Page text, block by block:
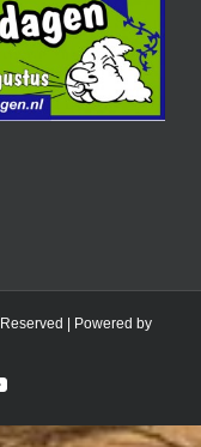
| Powered by
YouTube